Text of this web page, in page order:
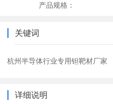
产品规格：
关键词
杭州半导体行业专用钽靶材厂家
详细说明